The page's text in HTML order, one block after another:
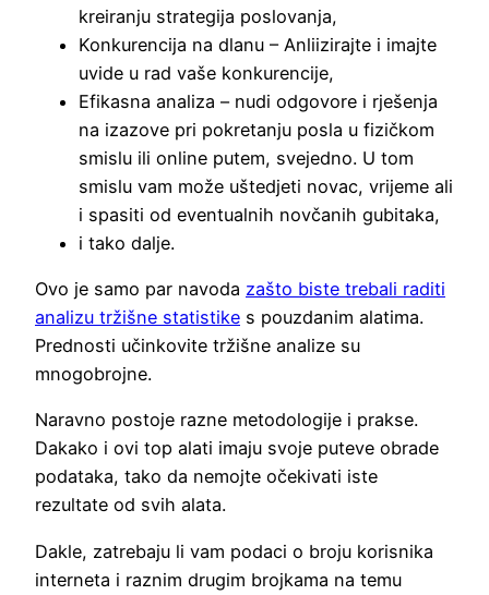
kreiranju strategija poslovanja,
Konkurencija na dlanu – Anliizirajte i imajte
uvide u rad vaše konkurencije,
Efikasna analiza – nudi odgovore i rješenja
na izazove pri pokretanju posla u fizičkom
smislu ili online putem, svejedno. U tom
smislu vam može uštedjeti novac, vrijeme ali
i spasiti od eventualnih novčanih gubitaka,
i tako dalje.
Ovo je samo par navoda zašto biste trebali raditi
analizu tržišne statistike s pouzdanim alatima.
Prednosti učinkovite tržišne analize su
mnogobrojne.
Naravno postoje razne metodologije i prakse.
Dakako i ovi top alati imaju svoje puteve obrade
podataka, tako da nemojte očekivati iste
rezultate od svih alata.
Dakle, zatrebaju li vam podaci o broju korisnika
interneta i raznim drugim brojkama na temu